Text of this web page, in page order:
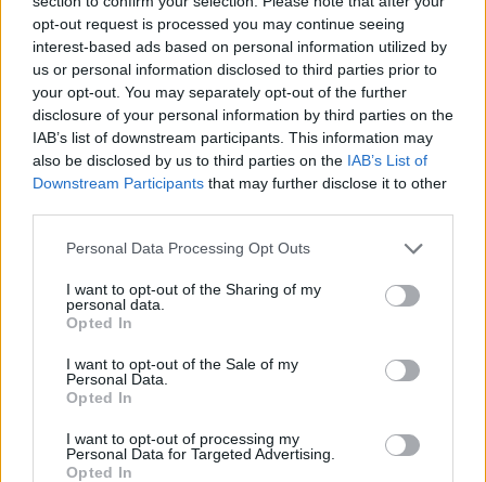
opt-out request is processed you may continue seeing
interest-based ads based on personal information utilized by
us or personal information disclosed to third parties prior to
your opt-out. You may separately opt-out of the further
disclosure of your personal information by third parties on the
IAB’s list of downstream participants. This information may
also be disclosed by us to third parties on the IAB’s List of
Downstream Participants that may further disclose it to other
Personal Data Processing Opt Outs
I want to opt-out of the Sharing of my
personal data.
Opted In
I want to opt-out of the Sale of my
Personal Data.
Opted In
I want to opt-out of processing my
Personal Data for Targeted Advertising.
Opted In